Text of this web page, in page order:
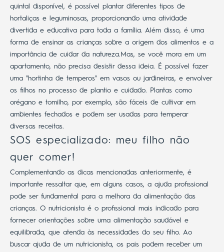
quintal disponível, é possível plantar diferentes tipos de
hortaliças e leguminosas, proporcionando uma atividade
divertida e educativa para toda a família. Além disso, é uma
forma de ensinar as crianças sobre a origem dos alimentos e a
importância de cuidar da natureza.Mas, se você mora em um
apartamento, não precisa desistir dessa ideia. É possível fazer
uma "hortinha de temperos" em vasos ou jardineiras, e envolver
os filhos no processo de plantio e cuidado. Plantas como
orégano e tomilho, por exemplo, são fáceis de cultivar em
ambientes fechados e podem ser usadas para temperar
diversas receitas.
SOS especializado: meu filho não
quer comer!
Complementando as dicas mencionadas anteriormente, é
importante ressaltar que, em alguns casos, a ajuda profissional
pode ser fundamental para a melhora da alimentação das
crianças. O nutricionista é o profissional mais indicado para
fornecer orientações sobre uma alimentação saudável e
equilibrada, que atenda às necessidades do seu filho. Ao
buscar ajuda de um nutricionista, os pais podem receber um